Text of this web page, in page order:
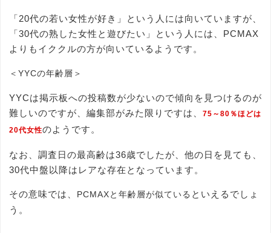
「20代の若い女性が好き」という人には向いていますが、
「30代の熟した女性と遊びたい」という人には、PCMAX
よりもイククルの方が向いているようです。
＜YYCの年齢層＞
YYCは掲示板への投稿数が少ないので傾向を見つけるのが
難しいのですが、編集部がみた限りですは、
75～80％ほどは
20代女性のようです。
なお、調査日の最高齢は36歳でしたが、他の日を見ても、
30代中盤以降はレアな存在となっています。
その意味では、 PCMAXと年齢層が似ている といえるでしょ
う。